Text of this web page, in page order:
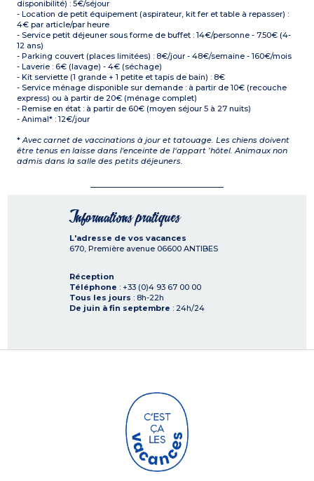
disponibilité) : 5€/séjour
- Location de petit équipement (aspirateur, kit fer et table à repasser) :
4€ par article/par heure
- Service petit déjeuner sous forme de buffet : 14€/personne - 7.50€ (4-
12 ans)
- Parking couvert (places limitées) : 8€/jour - 48€/semaine - 160€/mois
- Laverie : 6€ (lavage) - 4€ (séchage)
- Kit serviette (1 grande + 1 petite et tapis de bain) : 8€
- Service ménage disponible sur demande : à partir de 10€ (recouche
express) ou à partir de 20€ (ménage complet)
- Remise en état : à partir de 60€ (moyen séjour 5 à 27 nuits)
- Animal* : 12€/jour
*Avec carnet de vaccinations à jour et tatouage. Les chiens doivent
être tenus en laisse dans l'enceinte de l‘appart ’hôtel. Animaux non
admis dans la salle des petits déjeuners.
Informations pratiques
L'adresse de vos vacances
670, Première avenue 06600 ANTIBES
Réception
Téléphone : +33 (0)4 93 67 00 00
Tous les jours : 8h-22h
De juin à fin septembre : 24h/24